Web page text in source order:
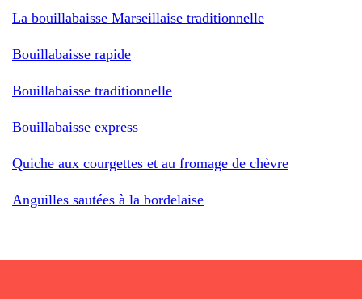
La bouillabaisse Marseillaise traditionnelle
Bouillabaisse rapide
Bouillabaisse traditionnelle
Bouillabaisse express
Quiche aux courgettes et au fromage de chèvre
Anguilles sautées à la bordelaise